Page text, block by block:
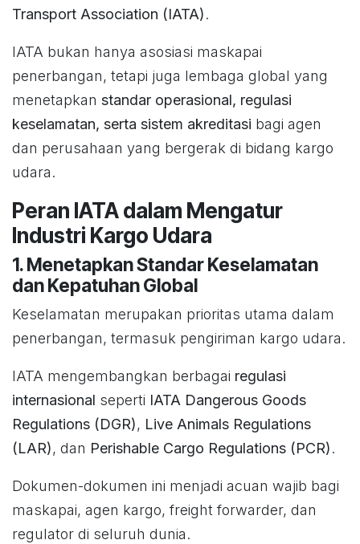
Transport Association (IATA).
IATA bukan hanya asosiasi maskapai
penerbangan, tetapi juga lembaga global yang
menetapkan standar operasional, regulasi
keselamatan, serta sistem akreditasi bagi agen
dan perusahaan yang bergerak di bidang kargo
udara.
Peran IATA dalam Mengatur
Industri Kargo Udara
1. Menetapkan Standar Keselamatan
dan Kepatuhan Global
Keselamatan merupakan prioritas utama dalam
penerbangan, termasuk pengiriman kargo udara.
IATA mengembangkan berbagai regulasi
internasional seperti IATA Dangerous Goods
Regulations (DGR), Live Animals Regulations
(LAR), dan Perishable Cargo Regulations (PCR).
Dokumen-dokumen ini menjadi acuan wajib bagi
maskapai, agen kargo, freight forwarder, dan
regulator di seluruh dunia.